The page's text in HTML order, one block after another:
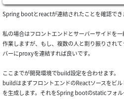
Spring bootとreactが連結されたことを確認でき
私の場合はフロントエンドとサーバーサイドを
作業しますが、もし、複数の人と割り振りされ
バーにproxyを連結すれば良いです。
ここまでが開発環境でbuild設定を合わせます。
buildはまずフロントエンドのReactソースをビ
を生成します。それをSpring bootのstaticフォ